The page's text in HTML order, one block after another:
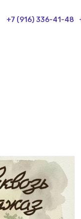
+7 (916) 336-41-48